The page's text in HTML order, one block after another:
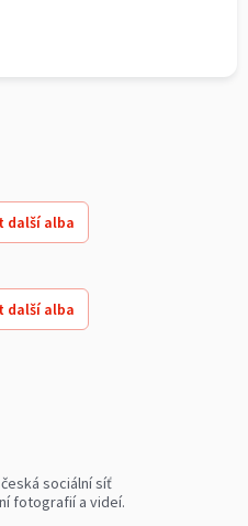
další alba
další alba
sociální síť
fotografií a videí.